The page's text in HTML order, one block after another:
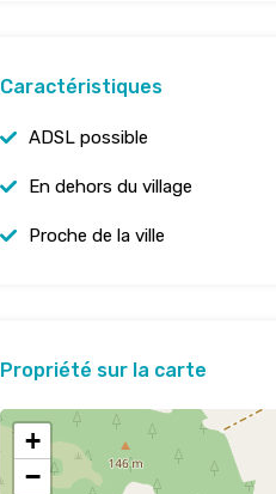
Caractéristiques
ADSL possible
En dehors du village
Proche de la ville
Propriété sur la carte
+
−